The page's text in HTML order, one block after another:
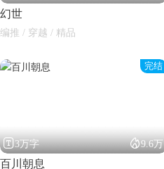
幻世
编推 / 穿越 / 精品
完结
3万字 9.6万
百川朝息